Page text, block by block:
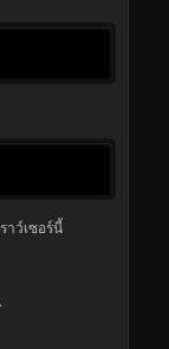
าว์เซอร์นี้